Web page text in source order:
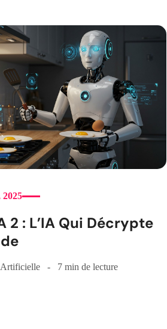
2 : L’IA Qui Décrypte
7 min de lecture